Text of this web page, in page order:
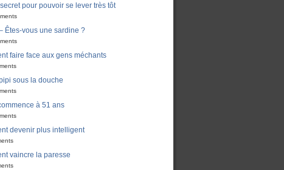
pour pouvoir se lever très tôt
Êtes-vous une sardine ?
faire face aux gens méchants
sous la douche
à 51 ans
devenir plus intelligent
vaincre la paresse